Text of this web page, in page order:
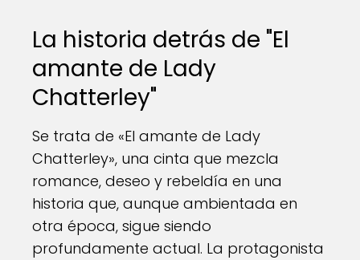
La historia detrás de "El
amante de Lady
Chatterley"
Se trata de «El amante de Lady
Chatterley», una cinta que mezcla
romance, deseo y rebeldía en una
historia que, aunque ambientada en
otra época, sigue siendo
profundamente actual. La protagonista